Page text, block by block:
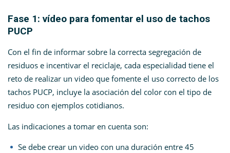
Fase 1: vídeo para fomentar el uso de tachos
PUCP
Con el fin de informar sobre la correcta segregación de
residuos e incentivar el reciclaje, cada especialidad tiene el
reto de realizar un video que fomente el uso correcto de los
tachos PUCP, incluye la asociación del color con el tipo de
residuo con ejemplos cotidianos.
Las indicaciones a tomar en cuenta son:
Se debe crear un video con una duración entre 45